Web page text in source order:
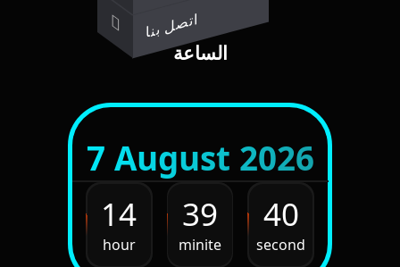
اتصل بنا
الساعة
7 August 2026
14
hour
39
minite
42
second